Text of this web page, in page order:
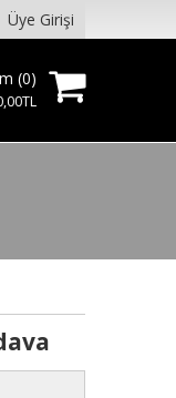
Üye Girişi
(0)
,00TL